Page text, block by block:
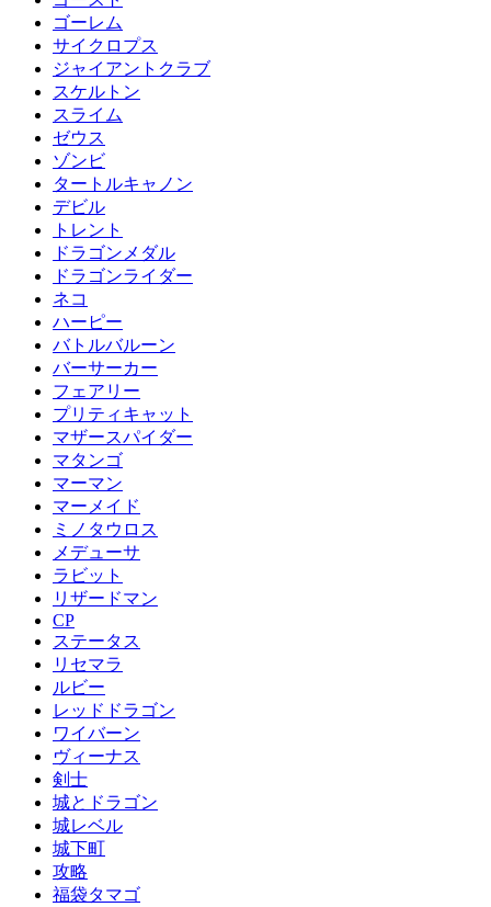
ゴーレム
サイクロプス
ジャイアントクラブ
スケルトン
スライム
ゼウス
ゾンビ
タートルキャノン
デビル
トレント
ドラゴンメダル
ドラゴンライダー
ネコ
ハーピー
バトルバルーン
バーサーカー
フェアリー
プリティキャット
マザースパイダー
マタンゴ
マーマン
マーメイド
ミノタウロス
メデューサ
ラビット
リザードマン
CP
ステータス
リセマラ
ルビー
レッドドラゴン
ワイバーン
ヴィーナス
剣士
城とドラゴン
城レベル
城下町
攻略
福袋タマゴ